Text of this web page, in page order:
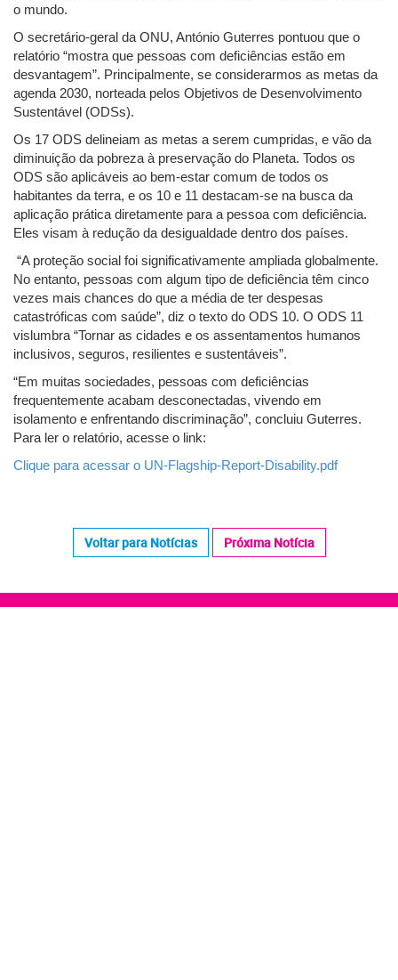
o mundo.
O secretário-geral da ONU, António Guterres pontuou que o
relatório “mostra que pessoas com deficiências estão em
desvantagem”. Principalmente, se considerarmos as metas da
agenda 2030, norteada pelos Objetivos de Desenvolvimento
Sustentável (ODSs).
Os 17 ODS delineiam as metas a serem cumpridas, e vão da
diminuição da pobreza à preservação do Planeta. Todos os
ODS são aplicáveis ao bem-estar comum de todos os
habitantes da terra, e os 10 e 11 destacam-se na busca da
aplicação prática diretamente para a pessoa com deficiência.
Eles visam à redução da desigualdade dentro dos países.
“A proteção social foi significativamente ampliada globalmente.
No entanto, pessoas com algum tipo de deficiência têm cinco
vezes mais chances do que a média de ter despesas
catastróficas com saúde”, diz o texto do ODS 10. O ODS 11
vislumbra “Tornar as cidades e os assentamentos humanos
inclusivos, seguros, resilientes e sustentáveis”.
“Em muitas sociedades, pessoas com deficiências
frequentemente acabam desconectadas, vivendo em
isolamento e enfrentando discriminação”, concluiu Guterres.
Para ler o relatório, acesse o link:
Clique para acessar o UN-Flagship-Report-Disability.pdf
Voltar para Notícias Próxima Notícia